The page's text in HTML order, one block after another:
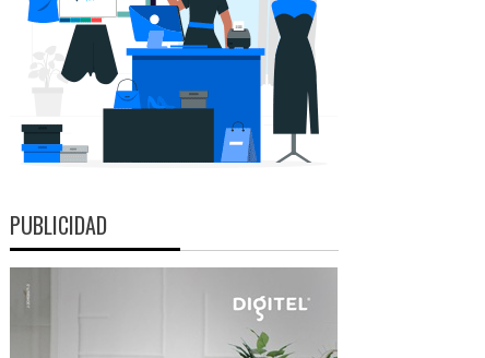
PUBLICIDAD